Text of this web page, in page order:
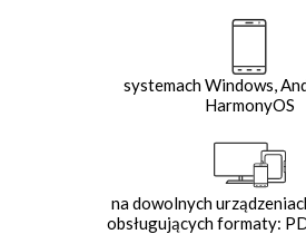
systemach Windows,
HarmonyOS
na dowolnych
obsługujących formaty: